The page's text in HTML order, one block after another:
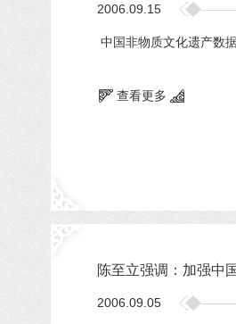
2006.09.15
中国非物质文化遗产数
查看更多
陈至立强调：加强中
2006.09.05